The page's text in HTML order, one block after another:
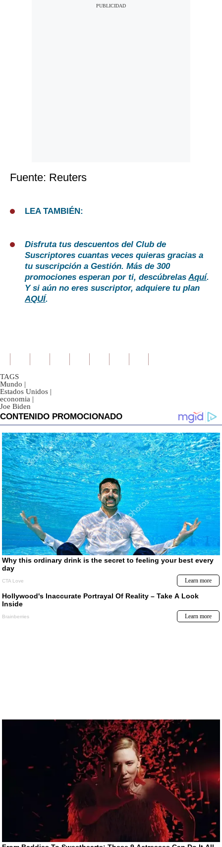
Fuente: Reuters
LEA TAMBIÉN:
Disfruta tus descuentos del Club de
Suscriptores cuantas veces quieras gracias a
tu suscripción a Gestión. Más de 300
promociones esperan por ti, descúbrelasAquí.
Y si aún no eres suscriptor, adquiere tu plan
AQUÍ.
TAGS
Mundo |
Estados Unidos |
economia |
Joe Biden